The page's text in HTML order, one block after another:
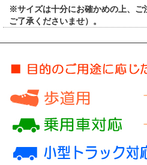
※サイズは十分にお確かめの上、ご
ご了承くださいませ）。